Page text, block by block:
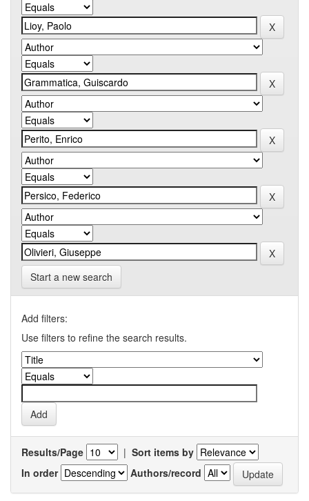
Start a new search
Add filters:
Use filters to refine the search results.
Results/Page | Sort items by
In order
Authors/record